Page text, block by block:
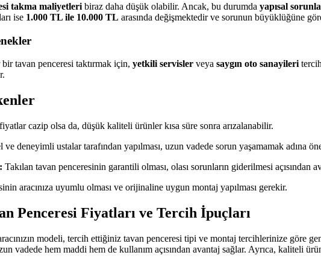
takma maliyetleri biraz daha düşük olabilir. Ancak, bu durumda yapısal
ise 1.000 TL ile 10.000 TL arasında değişmektedir ve sorunun büyüklüğüne
tavan penceresi taktırmak için, yetkili servisler veya saygın oto sanayileri
cazip olsa da, düşük kaliteli ürünler kısa süre sonra arızalanabilir.
ve deneyimli ustalar tarafından yapılması, uzun vadede sorun yaşamamak adına
Takılan tavan penceresinin garantili olması, olası sorunların giderilmesi açısından
aracınıza uyumlu olması ve orijinaline uygun montaj yapılması gerekir.
Penceresi Fiyatları ve Tercih İpuçları
modeli, tercih ettiğiniz tavan penceresi tipi ve montaj tercihlerinize
vadede hem maddi hem de kullanım açısından avantaj sağlar. Ayrıca, kaliteli